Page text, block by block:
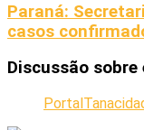
Paraná:
casos
Discussão sobre